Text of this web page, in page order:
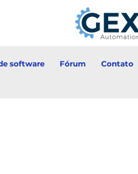
software Fórum Contato